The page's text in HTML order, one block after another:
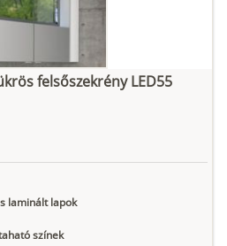
Nádzöld Füstös zöld
felsőszekrény LED55
laminált lapok
színek